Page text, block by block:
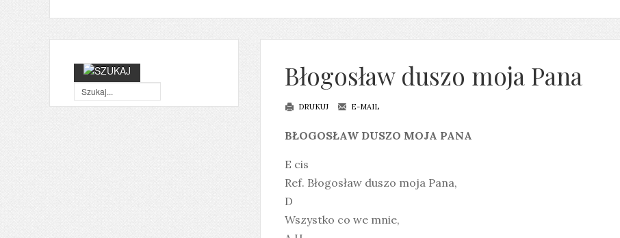
Błogosław duszo moja Pana
DRUKUJ E-MAIL
BŁOGOSŁAW DUSZO MOJA PANA
E cis
Ref. Błogosław duszo moja Pana,
D
Wszystko co we mnie,